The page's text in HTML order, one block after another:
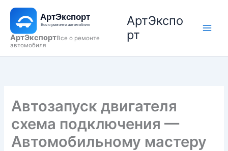
Перейти
содержимому
АртЭкспортВсе о ремонте
автомобиля
АртЭкспо
рт
Автозапуск двигателя
схема подключения —
Автомобильному мастеру